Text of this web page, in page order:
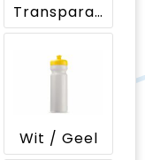
Transparant
Wit / Geel